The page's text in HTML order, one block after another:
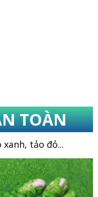
TOÀN
tảo đỏ...